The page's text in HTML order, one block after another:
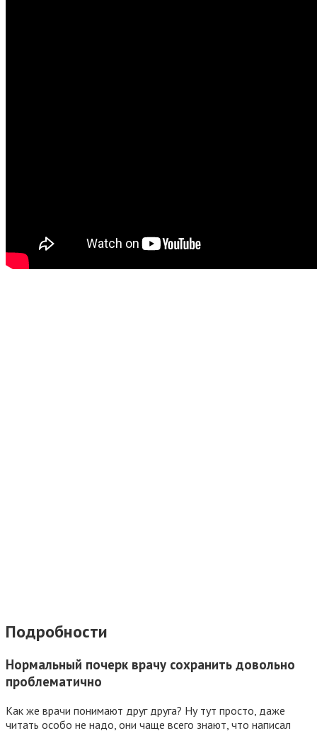
Подробности
Нормальный почерк врачу сохранить довольно
проблематично
Как же врачи понимают друг друга? Ну тут просто, даже
читать особо не надо, они чаще всего знают, что написал